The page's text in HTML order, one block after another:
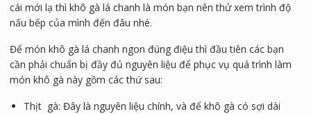
cái mới lạ thì khô gà lá chanh là món bạn nên thử xem trình độ
nấu bếp của mình đến đâu nhé.
Để món khô gà lá chanh ngon đúng điệu thì đầu tiên các bạn
cần phải chuẩn bị đầy đủ nguyên liệu để phục vụ quá trình làm
món khô gà này gồm các thứ sau:
Thịt gà: Đây là nguyên liệu chính, và để khô gà có sợi dài